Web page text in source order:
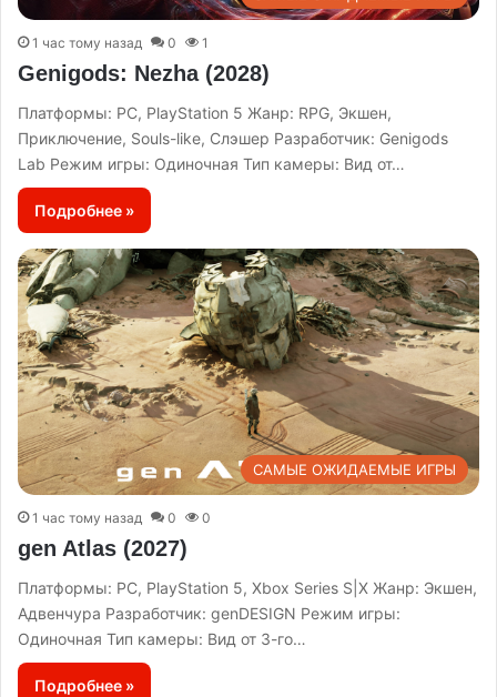
1 час тому назад 0 1
Genigods: Nezha (2028)
Платформы: PC, PlayStation 5 Жанр: RPG, Экшен,
Приключение, Souls-like, Слэшер Разработчик: Genigods
Lab Режим игры: Одиночная Тип камеры: Вид от…
Подробнее »
САМЫЕ ОЖИДАЕМЫЕ ИГРЫ
1 час тому назад 0 0
gen Atlas (2027)
Платформы: PC, PlayStation 5, Xbox Series S|X Жанр: Экшен,
Адвенчура Разработчик: genDESIGN Режим игры:
Одиночная Тип камеры: Вид от 3-го…
Подробнее »